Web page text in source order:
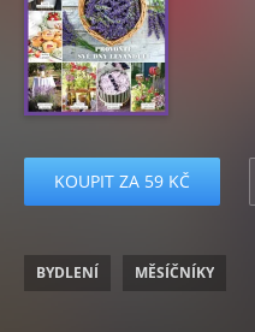
KOUPIT ZA 59 KČ
BYDLENÍ MĚSÍČNÍKY